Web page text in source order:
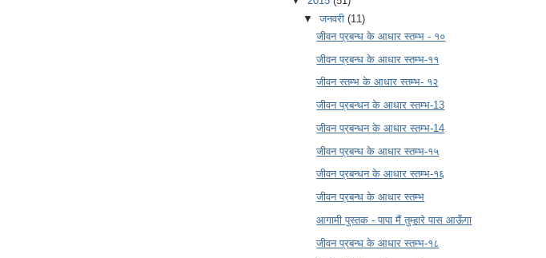
▼जनवरी(11)
जीवन प्रबन्ध के आधार स्तम्भ - १०
जीवन प्रबन्ध के आधार स्तम्भ-११
जीवन स्तम्भ के आधार स्तम्भ- १२
जीवन प्रबन्धन के आधार स्तम्भ-13
जीवन प्रबन्धन के आधार स्तम्भ-14
जीवन प्रबन्ध के आधार स्तम्भ-१५
जीवन प्रबन्धन के आधार स्तम्भ-१६
जीवन प्रबन्ध के आधार स्तम्भ
आगामी पुस्तक - पापा मैं तुम्हारे पास आऊँगा
जीवन प्रबन्ध के आधार स्तम्भ-१८